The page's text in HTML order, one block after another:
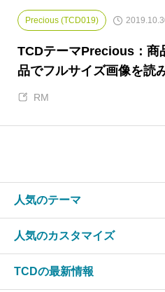
Precious (TCD019)
TCDテーマPrecious：商
品でフルサイズ画像を読
RM
人気のテーマ
SOLARIS
人気のカスタマイズ
グローバルメニュー
TCDの最新情報